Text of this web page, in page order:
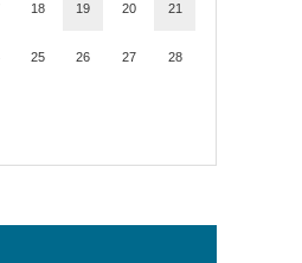
18 19 20 21
25 26 27 28